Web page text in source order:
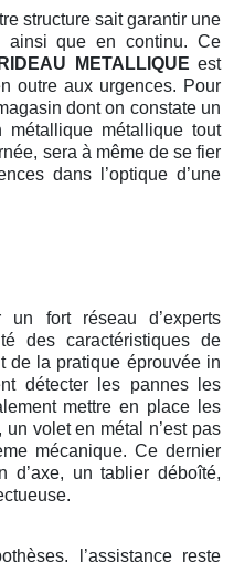
structure sait garantir une
ainsi que en continu. Ce
METALLIQUE est
outre aux urgences. Pour
dont on constate un
métallique tout
sera à même de se fier
dans l’optique d’une
fort réseau d’experts
des caractéristiques de
de la pratique éprouvée in
détecter les pannes les
mettre en place les
volet en métal n’est pas
mécanique. Ce dernier
d’axe, un tablier déboîté,
l’assistance reste